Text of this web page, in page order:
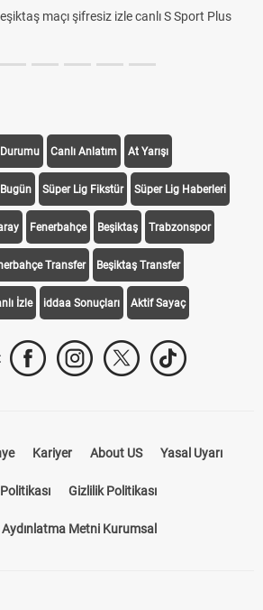
maçı şifresiz izle canlı S Sport Plus
Canlı Anlatım At Yarışı
Süper Lig Fikstür Süper Lig Haberleri
Fenerbahçe Beşiktaş Trabzonspor
Transfer Beşiktaş Transfer
İzle iddaa Sonuçları Aktif Sayaç
Kariyer About US Yasal Uyarı
Gizlilik Politikası
Aydınlatma Metni Kurumsal